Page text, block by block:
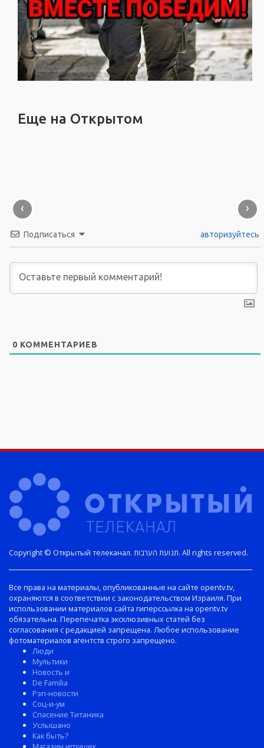
Еще на Открытом
‹ ›
Подписаться авторизуйтесь
0 КОММЕНТАРИЕВ
Copyright © Открытый телеканал. תנועת הערבות. All rights reserved.
Все права на материалы, опубликованные на сайте opentv.tv,
охраняются в соответствии с законодательством Израиля. При
использовании материалов сайта гиперссылка на opentv.tv
обязательна. Перепечатка эксклюзивных статей без
согласования с редакцией запрещена. Любое использование
фотоматериалов агентств строго запрещено.
Люди
Мультики
Новость и
De Familia
Рэп-новости
Соц-и-ум
Спасение Титаника
Услышано
Как быть?